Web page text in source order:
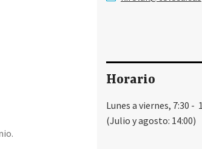
Horario
Lunes a viernes, 7:30 -
(Julio y agosto: 14:00)